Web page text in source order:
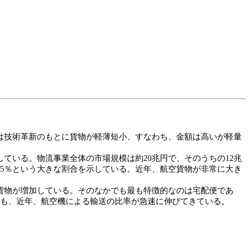
術革新のもとに貨物が軽薄短小、すなわち、金額は高いが軽量
いる。物流事業全体の市場規模は約20兆円で、そのうちの12兆
という大きな割合を示している。近年、航空貨物が非常に大き
が増加している。そのなかでも最も特徴的なのは宅配便であ
、近年、航空機による輸送の比率が急速に伸びてきている。